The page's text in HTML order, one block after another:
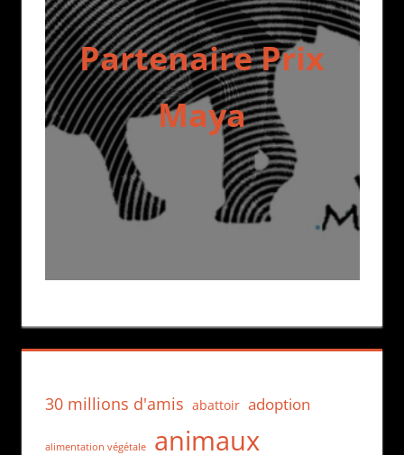
Partenaire Prix
Maya
30 millions d'amis abattoir adoption
alimentation végétale animaux